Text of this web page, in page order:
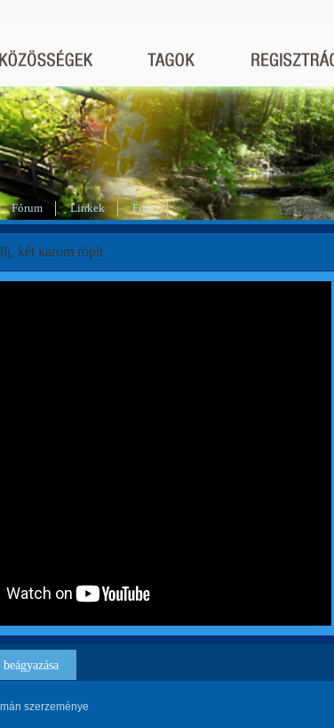
Fórum Linkek Friss
két karom röpít
szerzeménye